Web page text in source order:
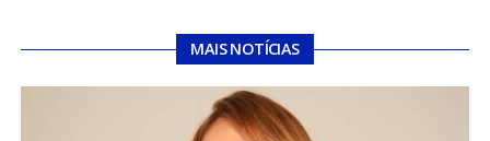
MAIS NOTÍCIAS